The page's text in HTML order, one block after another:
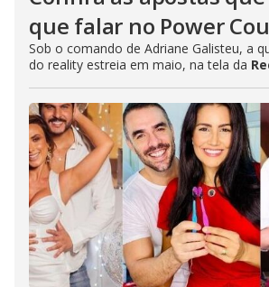
que falar no Power
Sob o comando de Adriane Galisteu, a
do reality estreia em maio, na tela da